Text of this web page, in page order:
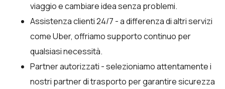
viaggio e cambiare idea senza problemi.
Assistenza clienti 24/7 - a differenza di altri servizi
come Uber, offriamo supporto continuo per
qualsiasi necessità.
Partner autorizzati - selezioniamo attentamente i
nostri partner di trasporto per garantire sicurezza